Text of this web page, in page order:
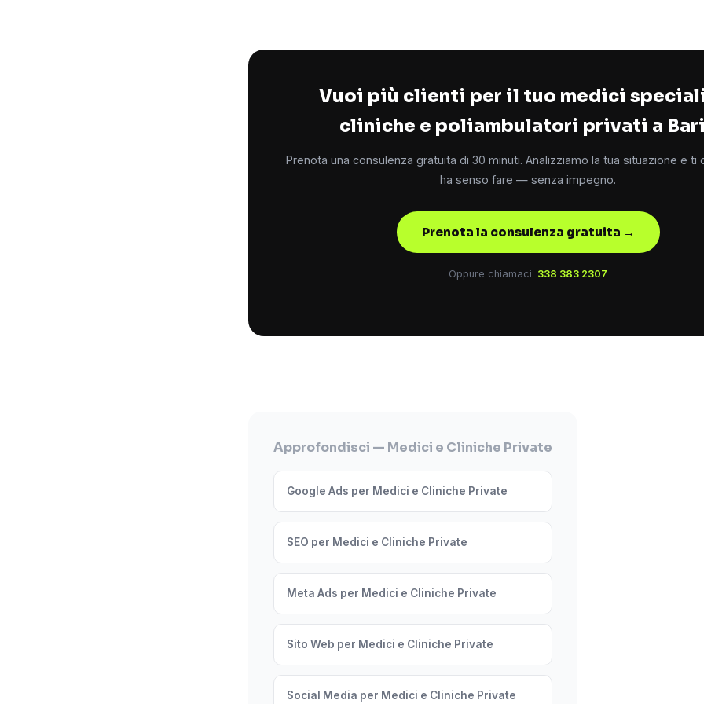
Vuoi più clienti per il tuo medici
cliniche e poliambulatori privati a
Prenota una consulenza gratuita di 30 minuti. Analizziamo la tua situazione e ti
ha senso fare — senza impegno.
Prenota la consulenza gratuita →
Oppure chiamaci: 338 383 2307
Approfondisci — Medici e Cliniche Private
Google Ads per Medici e Cliniche Private
SEO per Medici e Cliniche Private
Meta Ads per Medici e Cliniche Private
Sito Web per Medici e Cliniche Private
Social Media per Medici e Cliniche Private